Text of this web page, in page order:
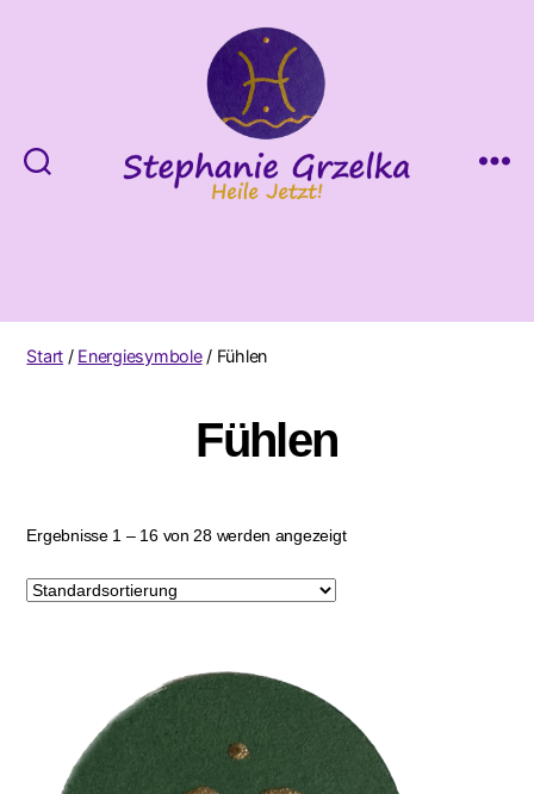
Start / Energiesymbole/ Fühlen
Fühlen
Ergebnisse 1 – 16 von 28 werden angezeigt